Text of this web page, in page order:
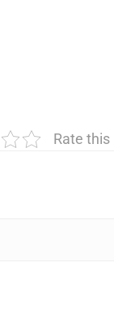
Rate